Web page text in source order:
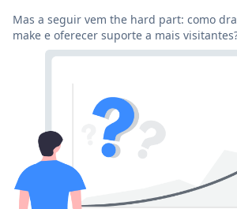
Mas a seguir vem the hard part: como
make e oferecer suporte a mais